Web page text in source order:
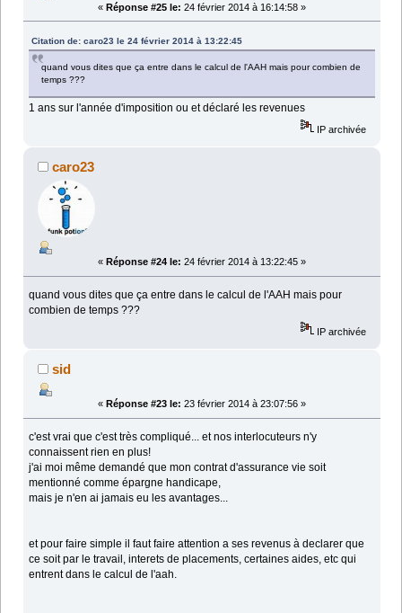
« Réponse #25 le: 24 février 2014 à 16:14:58 »
Citation de: caro23 le 24 février 2014 à 13:22:45
quand vous dites que ça entre dans le calcul de l'AAH mais pour combien de
temps ???
1 ans sur l'année d'imposition ou et déclaré les revenues
IP archivée
caro23
« Réponse #24 le: 24 février 2014 à 13:22:45 »
quand vous dites que ça entre dans le calcul de l'AAH mais pour
combien de temps ???
IP archivée
sid
« Réponse #23 le: 23 février 2014 à 23:07:56 »
c'est vrai que c'est très compliqué... et nos interlocuteurs n'y
connaissent rien en plus!
j'ai moi même demandé que mon contrat d'assurance vie soit
mentionné comme épargne handicape,
mais je n'en ai jamais eu les avantages...
et pour faire simple il faut faire attention a ses revenus à declarer que
ce soit par le travail, interets de placements, certaines aides, etc qui
entrent dans le calcul de l'aah.